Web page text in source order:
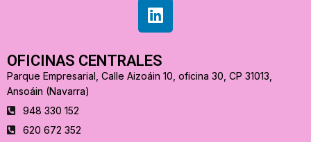
OFICINAS CENTRALES
Parque Empresarial, Calle Aizoáin 10, oficina 30, CP 31013,
Ansoáin (Navarra)
948 330 152
620 672 352